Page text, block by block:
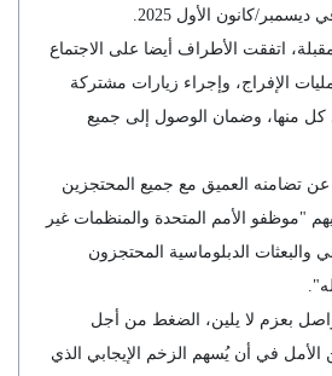
كانون الأول 2025.
اتفقت الأطراف أيضا على الاجتماع
الإفراج، وإجراء زيارات مشتركة
كل منها، وضمان الوصول إلى جميع
تضامنه العميق مع جميع المحتجزين
"موظفو الأمم المتحدة والمنظمات غير
والبعثات الدبلوماسية المحتجزون
بعزم لا يلين، الضغط من أجل
الأمل في أن يُسهم الزخم الإيجابي الذي